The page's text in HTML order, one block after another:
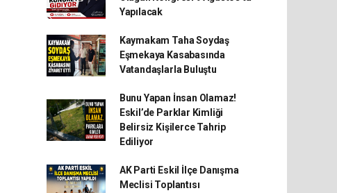
Yapılacak
Kaymakam Taha Soydaş
Eşmekaya Kasabasında
Vatandaşlarla Buluştu
Bunu Yapan İnsan Olamaz!
Eskil’de Parklar Kimliği
Belirsiz Kişilerce Tahrip
Ediliyor
AK Parti Eskil İlçe Danışma
Meclisi Toplantısı